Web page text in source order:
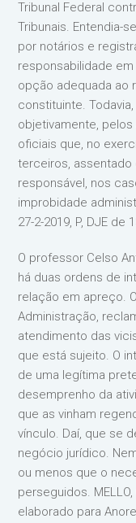
Tribunal Federal
Tribunais. Entendia-
por notários e
responsabilidade
opção adequada ao
constituinte.
objetivamente,
oficiais que, no
terceiros,
responsável, nos
improbidade
27-2-2019, P, DJE de
O professor Celso
há duas ordens de
relação em apreço.
Administração,
atendimento das
que está sujeito. O
de uma legítima
desemprenho da
que as vinham
vínculo. Daí, que se
negócio jurídico.
ou menos que o
perseguidos.
elaborado para